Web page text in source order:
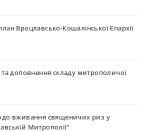
Вроцлавсько-Кошалінської Єпархії
доповнення складу митрополичої
вживання священичих риз у
Митрополії”